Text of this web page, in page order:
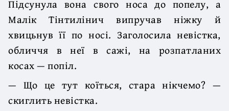
Підсунула вона свого носа до попелу, а
Малік Тінтилінич випручав ніжку й
хвицьнув її по носі. Заголосила невістка,
обличчя в неї в сажі, на розпатланих
косах — попіл.
— Що це тут коїться, стара нікчемо? —
скиглить невістка.